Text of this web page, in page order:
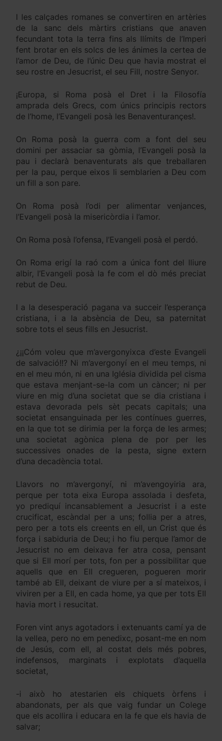
I les calçades romanes se convertiren en artèries
de la sanc dels màrtirs cristians que anaven
fecundant tota la terra fins als llímits de l’Imperi
fent brotar en els solcs de les ánimes la certea de
l’amor de Deu, de l’únic Deu que havia mostrat el
seu rostre en Jesucrist, el seu Fill, nostre Senyor.
¡Europa, si Roma posà el Dret i la Filosofía
amprada dels Grecs, com únics principis rectors
de l’home, l’Evangeli posà les Benaventurançes!.
On Roma posà la guerra com a font del seu
domini per assaciar sa gòmia, l’Evangeli posà la
pau i declarà benaventurats als que treballaren
per la pau, perque eixos li semblarien a Deu com
un fill a son pare.
On Roma posà l’odi per alimentar venjances,
l’Evangeli posà la misericòrdia i l’amor.
On Roma posà l’ofensa, l’Evangeli posà el perdó.
On Roma erigí la raó com a única font del lliure
albir, l’Evangeli posà la fe com el dò més preciat
rebut de Deu.
I a la desesperació pagana va succeir l’esperança
cristiana, i a la absència de Deu, sa paternitat
sobre tots el seus fills en Jesucrist.
¿¡¡Cóm voleu que m’avergonyixca d’este Evangeli
de salvació!!? Ni m’avergonyí en el meu temps, ni
en el meu món, ni en una Iglésia dividida pel cisma
que estava menjant-se-la com un càncer; ni per
viure en mig d’una societat que se dia cristiana i
estava devorada pels sèt pecats capitals; una
societat ensanguinada per les contínues guerres,
en la que tot se dirimia per la força de les armes;
una societat agònica plena de por per les
successives onades de la pesta, signe extern
d’una decadència total.
Llavors no m’avergonyí, ni m’avengoyiria ara,
perque per tota eixa Europa assolada i desfeta,
yo prediquí incansablement a Jesucrist i a este
crucificat, escàndal per a uns; follia per a atres,
pero per a tots els creents en ell, un Crist que és
força i sabiduria de Deu; i ho fiu perque l’amor de
Jesucrist no em deixava fer atra cosa, pensant
que si Ell morí per tots, fon per a possibilitar que
aquells que en Ell cregueren, pogueren morir
també ab Ell, deixant de viure per a sí mateixos, i
viviren per a Ell, en cada home, ya que per tots Ell
havia mort i resucitat.
Foren vint anys agotadors i extenuants camí ya de
la vellea, pero no em penedixc, posant-me en nom
de Jesús, com ell, al costat dels més pobres,
indefensos, marginats i explotats d’aquella
societat,
-i això ho atestarien els chiquets òrfens i
abandonats, per als que vaig fundar un Colege
que els acollira i educara en la fe que els havia de
salvar;